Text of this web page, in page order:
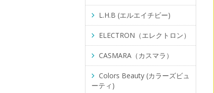
L.H.B (エルエイチビー)
ELECTRON（エレクトロン）
CASMARA（カスマラ）
Colors Beauty (カラーズビュ
ーティ)